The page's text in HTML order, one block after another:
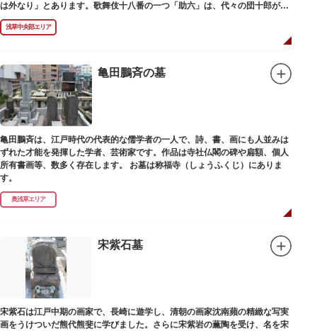
は外なり」とあります。歌舞伎十八番の一つ「助六」は、代々の団十郎が伝
えていますが、助六の実像は不明です。
浅草中央部エリア
亀田鵬斉の墓
亀田鵬斉は、江戸時代の代表的な儒学者の一人で、詩、書、画にも人並みは
ずれた才能を発揮した学者、芸術家です。作品は寺社仏閣の碑や扁額、個人
所有書画等、数多く存在します。 お墓は称福寺（しょうふくじ）にありま
す。
奥浅草エリア
宋紫石墓
宋紫石は江戸中期の画家で、長崎に遊学し、清朝の画家沈南蘋の精緻な写実
画をうけついだ熊代熊斐に学びました。さらに宋紫岩の薫陶を受け、名を宋